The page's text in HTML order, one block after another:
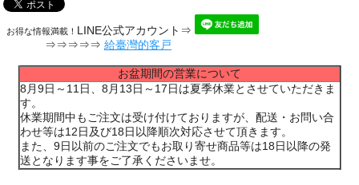
お得な情報満載！ LINE公式アカウント⇒
⇒⇒⇒⇒⇒ 給臺灣的客戸
お盆期間の営業について
8月9日～11日、8月13日～17日は夏季休業とさせていただきま
す。
休業期間中もご注文は受け付けておりますが、配送・お問い合
わせ等は12日及び18日以降順次対応させて頂きます。
また、9日以前のご注文でもお取り寄せ商品等は18日以降の発
送となります事をご了承くださいませ。